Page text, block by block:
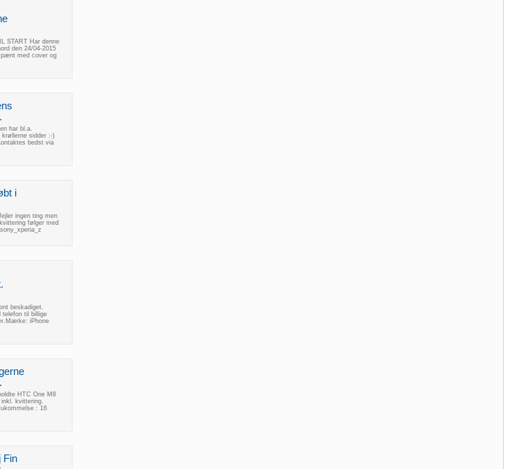
START Har denne
den 24/04-2015
med cover og
har bl.a.
krøllerne sidder :-)
bedst via
i
ingen ting men
følger med
beskadiget.
telefon til billige
iPhone
HTC One M8
kvittering.
: 16
Fin